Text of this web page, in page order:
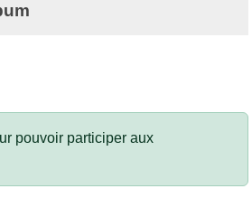
pouvoir participer aux